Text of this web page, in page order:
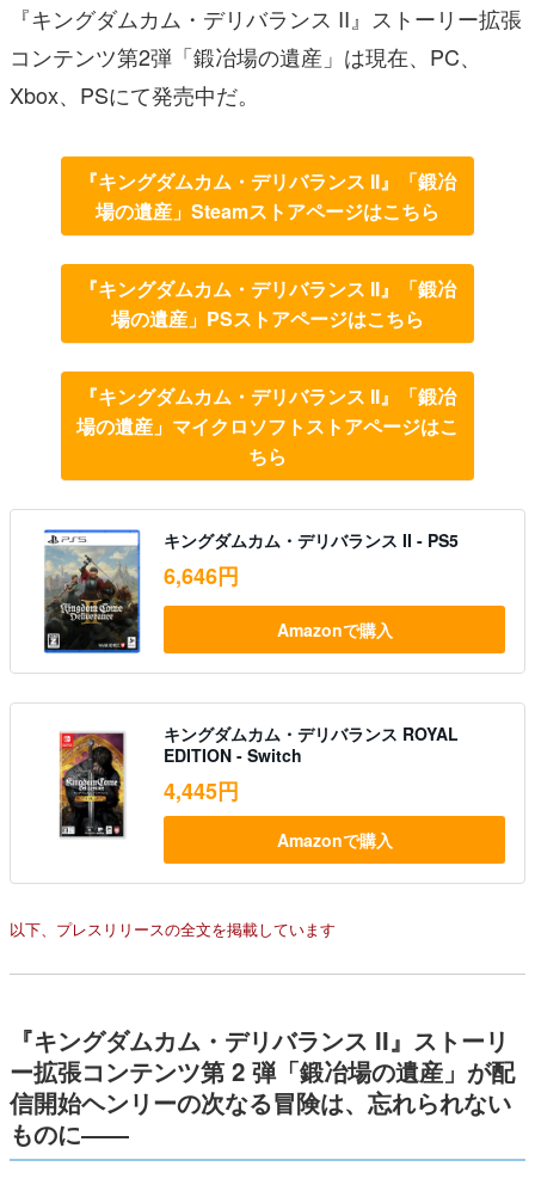
『キングダムカム・デリバランス II』ストーリー拡張
コンテンツ第2弾「鍛冶場の遺産」は現在、PC、
Xbox、PSにて発売中だ。
『キングダムカム・デリバランス II』「鍛冶
場の遺産」Steamストアページはこちら
『キングダムカム・デリバランス II』「鍛冶
場の遺産」PSストアページはこちら
『キングダムカム・デリバランス II』「鍛冶
場の遺産」マイクロソフトストアページはこ
ちら
キングダムカム・デリバランス II - PS5
6,646円
Amazonで購入
キングダムカム・デリバランス ROYAL
EDITION - Switch
4,445円
Amazonで購入
以下、プレスリリースの全文を掲載しています
『キングダムカム・デリバランス II』ストーリ
ー拡張コンテンツ第 2 弾「鍛冶場の遺産」が配
信開始ヘンリーの次なる冒険は、忘れられない
ものに――